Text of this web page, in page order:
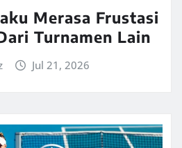
Merasa Frustasi
Turnamen Lain
Jul 21, 2026